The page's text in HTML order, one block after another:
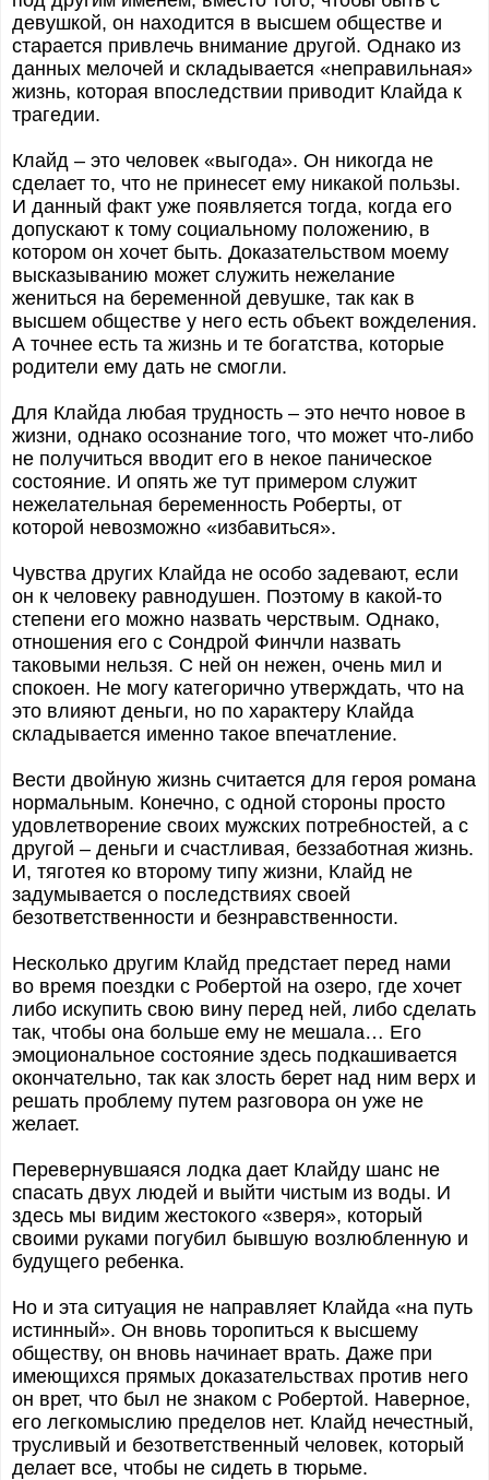
девушкой, он находится в высшем обществе и
старается привлечь внимание другой. Однако из
данных мелочей и складывается «неправильная»
жизнь, которая впоследствии приводит Клайда к
трагедии.
Клайд – это человек «выгода». Он никогда не
сделает то, что не принесет ему никакой пользы.
И данный факт уже появляется тогда, когда его
допускают к тому социальному положению, в
котором он хочет быть. Доказательством моему
высказыванию может служить нежелание
жениться на беременной девушке, так как в
высшем обществе у него есть объект вожделения.
А точнее есть та жизнь и те богатства, которые
родители ему дать не смогли.
Для Клайда любая трудность – это нечто новое в
жизни, однако осознание того, что может что-либо
не получиться вводит его в некое паническое
состояние. И опять же тут примером служит
нежелательная беременность Роберты, от
которой невозможно «избавиться».
Чувства других Клайда не особо задевают, если
он к человеку равнодушен. Поэтому в какой-то
степени его можно назвать черствым. Однако,
отношения его с Сондрой Финчли назвать
таковыми нельзя. С ней он нежен, очень мил и
спокоен. Не могу категорично утверждать, что на
это влияют деньги, но по характеру Клайда
складывается именно такое впечатление.
Вести двойную жизнь считается для героя романа
нормальным. Конечно, с одной стороны просто
удовлетворение своих мужских потребностей, а с
другой – деньги и счастливая, беззаботная жизнь.
И, тяготея ко второму типу жизни, Клайд не
задумывается о последствиях своей
безответственности и безнравственности.
Несколько другим Клайд предстает перед нами
во время поездки с Робертой на озеро, где хочет
либо искупить свою вину перед ней, либо сделать
так, чтобы она больше ему не мешала… Его
эмоциональное состояние здесь подкашивается
окончательно, так как злость берет над ним верх и
решать проблему путем разговора он уже не
желает.
Перевернувшаяся лодка дает Клайду шанс не
спасать двух людей и выйти чистым из воды. И
здесь мы видим жестокого «зверя», который
своими руками погубил бывшую возлюбленную и
будущего ребенка.
Но и эта ситуация не направляет Клайда «на путь
истинный». Он вновь торопиться к высшему
обществу, он вновь начинает врать. Даже при
имеющихся прямых доказательствах против него
он врет, что был не знаком с Робертой. Наверное,
его легкомыслию пределов нет. Клайд нечестный,
трусливый и безответственный человек, который
делает все, чтобы не сидеть в тюрьме.